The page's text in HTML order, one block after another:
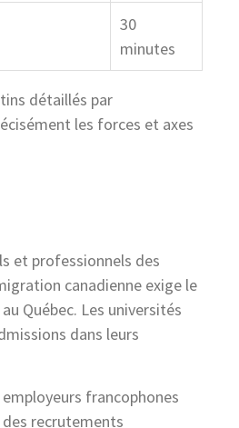
30
minutes
détaillés par
les forces et axes
et professionnels des
canadienne exige le
Québec. Les universités
dans leurs
francophones
recrutements